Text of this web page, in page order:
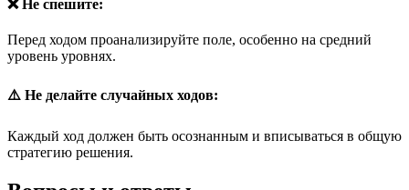
❌ Не спешите:
Перед ходом проанализируйте поле, особенно на средний
уровень уровнях.
⚠️ Не делайте случайных ходов:
Каждый ход должен быть осознанным и вписываться в общую
стратегию решения.